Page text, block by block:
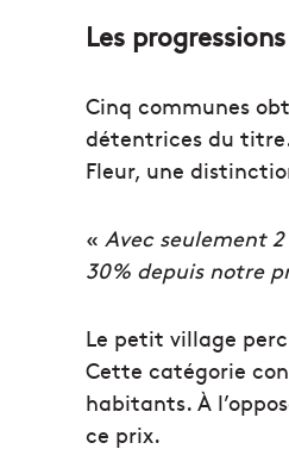
Les
Cinq communes
détentrices du
Fleur, une
« Avec seulement
30% depuis notre
Le petit village
Cette catégorie
habitants. À
ce prix.